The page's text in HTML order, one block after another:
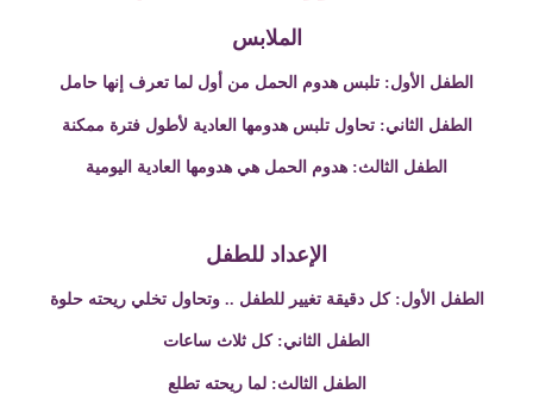
الملابس
الطفل الأول: تلبس هدوم الحمل من أول لما تعرف إنها حامل
الطفل الثاني: تحاول تلبس هدومها العادية لأطول فترة ممكنة
الطفل الثالث: هدوم الحمل هي هدومها العادية اليومية
الإعداد للطفل
الطفل الأول: كل دقيقة تغيير للطفل ..وتحاول تخلي ريحته حلوة
الطفل الثاني: كل ثلاث ساعات
الطفل الثالث: لما ريحته تطلع